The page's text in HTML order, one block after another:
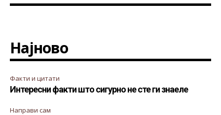
Најново
Факти и цитати
Интересни факти што сигурно не сте ги знаеле
Направи сам